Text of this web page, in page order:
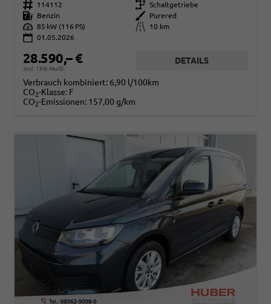
Fahrzeugnr. 114112 Getriebe Schaltgetriebe
Kraftstoff
Benzin Außenfarbe
Purered
Leistung 85 kW (116 PS) Kilometerstand
10 km
01.05.2026
28.590,– €
incl. 19% MwSt.
DETAILS
Verbrauch kombiniert: 6,90 l/100km
CO2-Klasse: F
CO2-Emissionen: 157,00 g/km